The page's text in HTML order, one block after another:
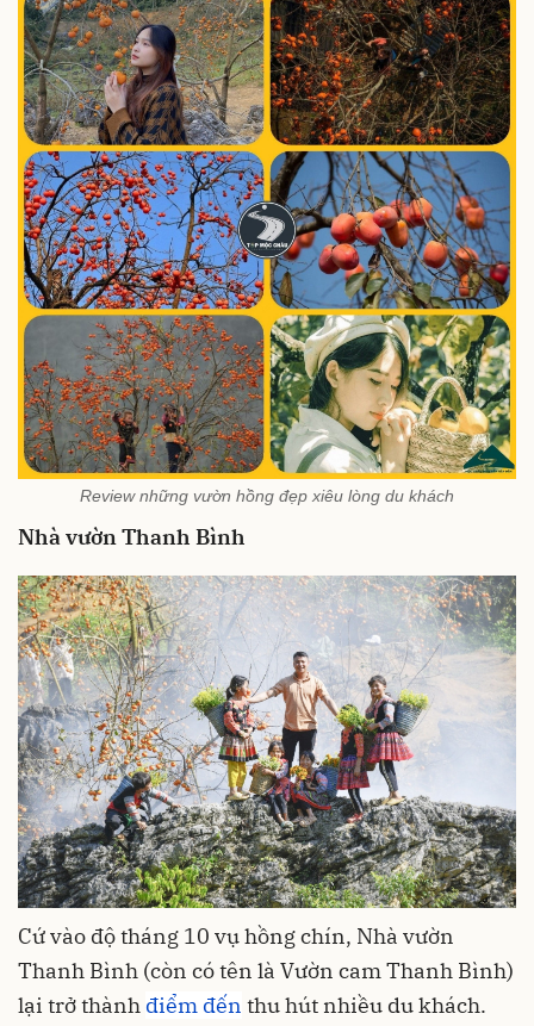
Review những vườn hồng đẹp xiêu lòng du khách
Nhà vườn Thanh Bình
Cứ vào độ tháng 10 vụ hồng chín, Nhà vườn
Thanh Bình (còn có tên là Vườn cam Thanh Bình)
lại trở thành điểm đến thu hút nhiều du khách.